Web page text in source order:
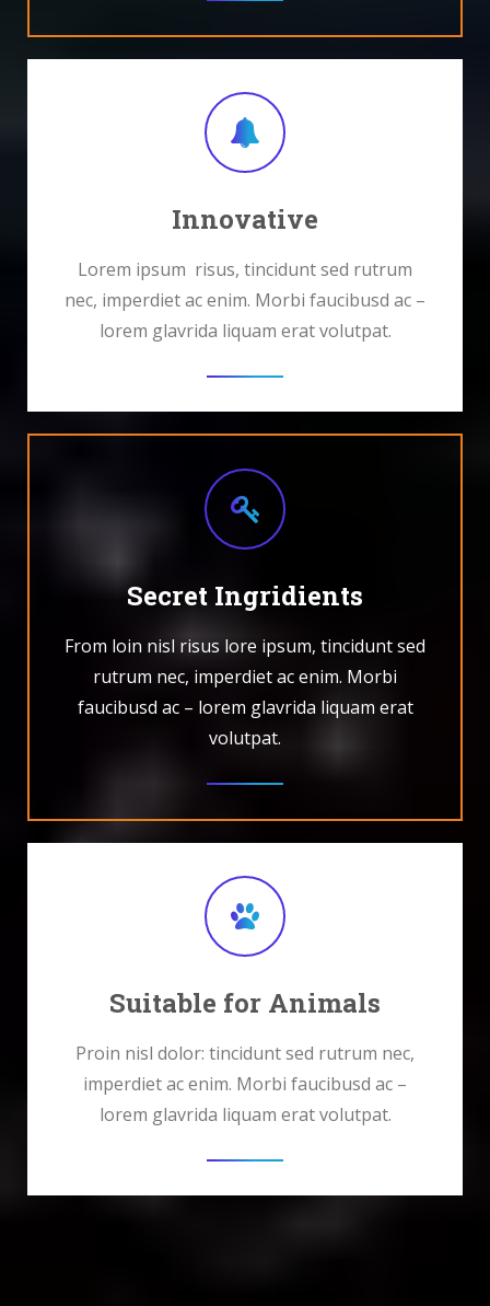
Innovative
Lorem ipsum risus, tincidunt sed rutrum
nec, imperdiet ac enim. Morbi faucibusd ac –
lorem glavrida liquam erat volutpat.
Secret Ingridients
From loin nisl risus lore ipsum, tincidunt sed
rutrum nec, imperdiet ac enim. Morbi
faucibusd ac – lorem glavrida liquam erat
volutpat.
Suitable for Animals
Proin nisl dolor: tincidunt sed rutrum nec,
imperdiet ac enim. Morbi faucibusd ac –
lorem glavrida liquam erat volutpat.